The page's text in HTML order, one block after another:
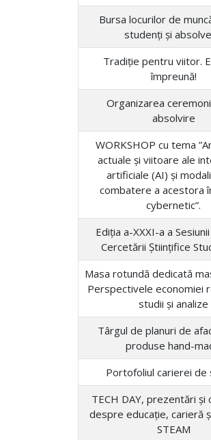
Bursa locurilor de
studenți și
Tradiție pentru viitor.
împreună!
Organizarea
absolvire
WORKSHOP cu tema
actuale și viitoare ale
artificiale (AI) și
combatere a acestora
cybernetic”.
Ediția a-XXXI-a a
Cercetării Ştiinţifice
Masa rotundă dedicată
Perspectivele economiei
studii și analize
Târgul de planuri de
produse hand-
Portofoliul carierei de
TECH DAY, prezentări și
despre educație, carieră
STEAM